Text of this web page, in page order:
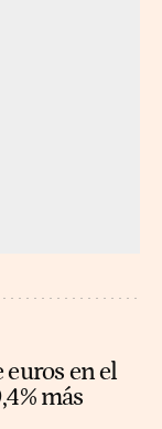
en el
más